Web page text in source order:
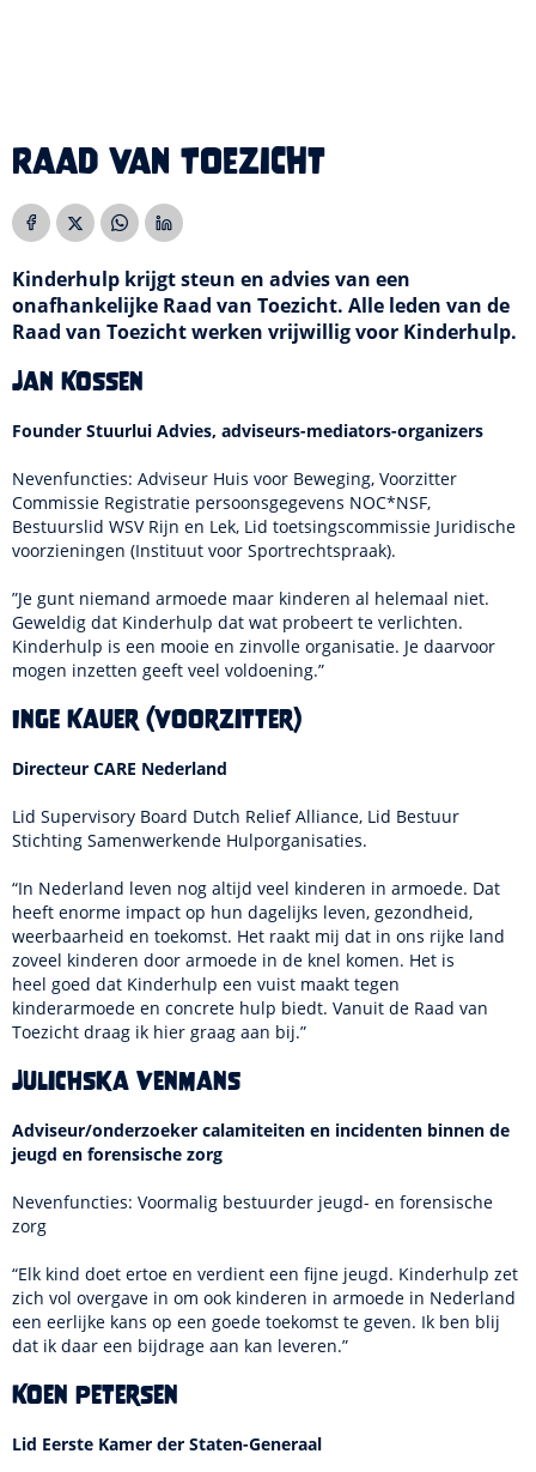
Raad van Toezicht
Kinderhulp krijgt steun en advies van een
onafhankelijke Raad van Toezicht. Alle leden van de
Raad van Toezicht werken vrijwillig voor Kinderhulp.
Inge Kauer (voorzitter)
Directeur CARE Nederland
Lid Supervisory Board Dutch Relief Alliance, Lid Bestuur
Stichting Samenwerkende Hulporganisaties.
“In Nederland leven nog altijd veel kinderen in armoede. Dat
heeft enorme impact op hun dagelijks leven, gezondheid,
weerbaarheid en toekomst. Het raakt mij dat in ons rijke land
zoveel kinderen door armoede in de knel komen. Het is
heel goed dat Kinderhulp een vuist maakt tegen
kinderarmoede en concrete hulp biedt. Vanuit de Raad van
Toezicht draag ik hier graag aan bij.”
Jan Kossen
Founder Stuurlui Advies, adviseurs-mediators-organizers
Nevenfuncties: Adviseur Huis voor Beweging, Voorzitter
Commissie Registratie persoonsgegevens NOC*NSF,
Bestuurslid WSV Rijn en Lek, Lid toetsingscommissie Juridische
voorzieningen (Instituut voor Sportrechtspraak).
”Je gunt niemand armoede maar kinderen al helemaal niet.
Geweldig dat Kinderhulp dat wat probeert te verlichten.
Kinderhulp is een mooie en zinvolle organisatie. Je daarvoor
mogen inzetten geeft veel voldoening.”
Koen Petersen
Lid Eerste Kamer der Staten-Generaal
Julichska Venmans
Adviseur/onderzoeker calamiteiten en incidenten binnen de
jeugd en forensische zorg
Nevenfuncties: Voormalig bestuurder jeugd- en forensische
zorg
“Elk kind doet ertoe en verdient een fijne jeugd. Kinderhulp zet
zich vol overgave in om ook kinderen in armoede in Nederland
een eerlijke kans op een goede toekomst te geven. Ik ben blij
dat ik daar een bijdrage aan kan leveren.”